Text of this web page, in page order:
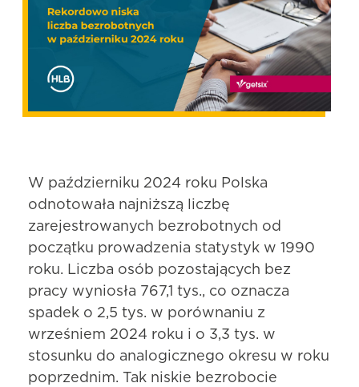
W październiku 2024 roku Polska
odnotowała najniższą liczbę
zarejestrowanych bezrobotnych od
początku prowadzenia statystyk w 1990
roku. Liczba osób pozostających bez
pracy wyniosła 767,1 tys., co oznacza
spadek o 2,5 tys. w porównaniu z
wrześniem 2024 roku i o 3,3 tys. w
stosunku do analogicznego okresu w roku
poprzednim. Tak niskie bezrobocie